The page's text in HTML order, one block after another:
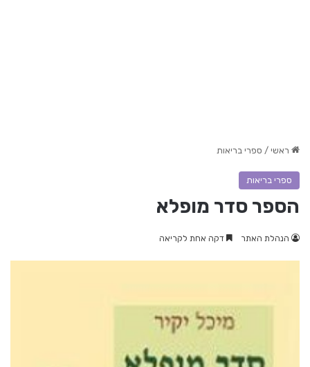
ראשי / ספרי בריאות
ספרי בריאות
הספר סדר מופלא
הנהלת האתר דקה אחת לקריאה